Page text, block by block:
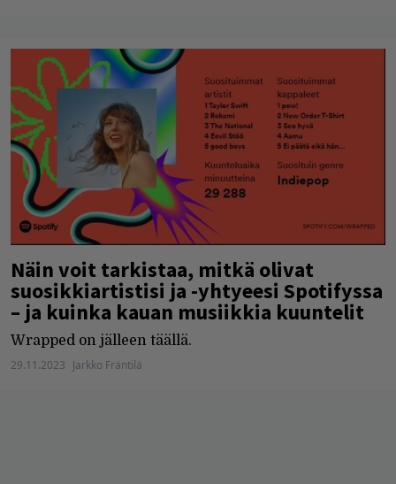
Näin voit tarkistaa, mitkä olivat
suosikkiartistisi ja -yhtyeesi Spotifyssa
– ja kuinka kauan musiikkia kuuntelit
Wrapped on jälleen täällä.
29.11.2023 Jarkko Fräntilä